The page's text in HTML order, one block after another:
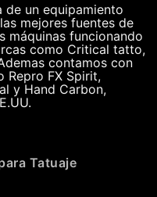
un equipamiento
mejores fuentes de
máquinas funcionando
como Critical tatto,
contamos con
Repro FX Spirit,
y Hand Carbon,
Tatuaje